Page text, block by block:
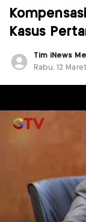
Kasus
Tim iNews
Rabu, 12